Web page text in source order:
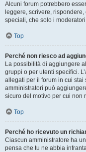
Alcuni forum potrebbero
leggere, scrivere,
speciali, che solo i
Top
Perché non riesco ad
La possibilità di aggiungere
gruppi o per utenti specifici.
allegati per il forum in cui
amministratori può
sicuro del motivo per cui non
Top
Perché ho ricevuto un
Ciascun amministratore ha
pensa che tu ne abbia